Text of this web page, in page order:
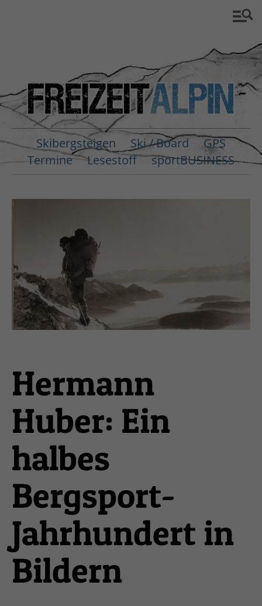
Skibergsteigen Ski / Board
GPS
Termine
Lesestoff sportBUSINESS
Hermann
Huber: Ein
halbes
Bergsport-
Jahrhundert in
Bildern